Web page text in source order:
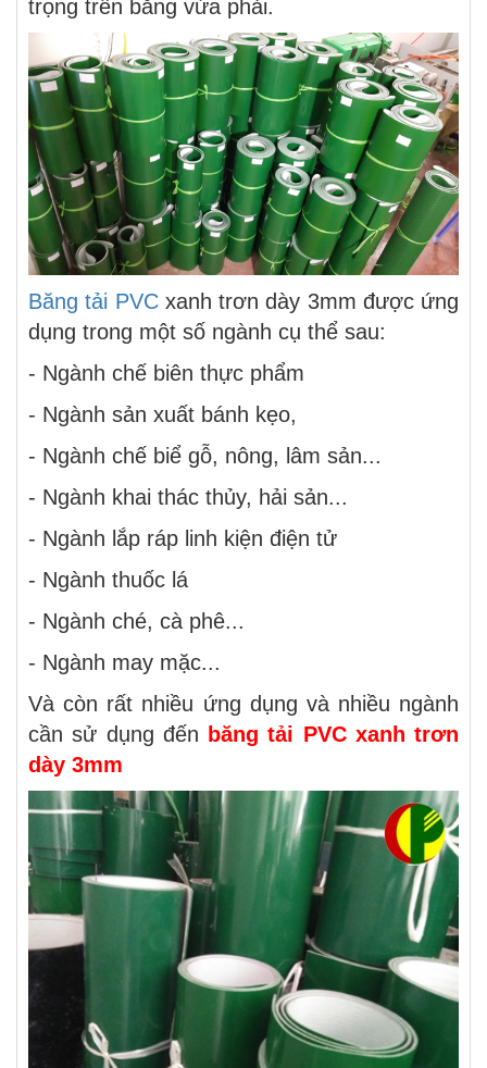
trọng trên băng vừa phải.
Băng tải PVCxanh trơn dày 3mm được ứng
dụng trong một số ngành cụ thể sau:
- Ngành chế biên thực phẩm
- Ngành sản xuất bánh kẹo,
- Ngành chế biể gỗ, nông, lâm sản...
- Ngành khai thác thủy, hải sản...
- Ngành lắp ráp linh kiện điện tử
- Ngành thuốc lá
- Ngành ché, cà phê...
- Ngành may mặc...
Và còn rất nhiều ứng dụng và nhiều ngành
cần sử dụng đến băng tải PVC xanh trơn
dày 3mm